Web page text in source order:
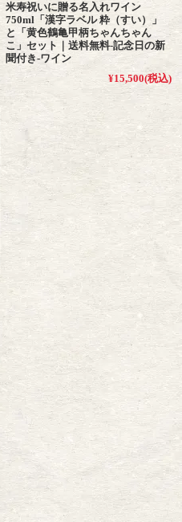
米寿祝いに贈る名入れワイン
750ml「漢字ラベル 粋（すい）」
と「黄色鶴亀甲柄ちゃんちゃん
こ」セット｜送料無料-記念日の新
聞付き-ワイン
¥15,500(税込)